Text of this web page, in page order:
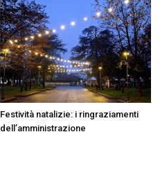
Festività natalizie: i ringraziamenti
dell’amministrazione